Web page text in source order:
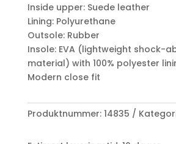
Inside upper: Suede leather
Lining: Polyurethane
Outsole: Rubber
Insole: EVA (lightweight shock-
material) with 100% polyester
Modern close fit
Produktnummer: 14835